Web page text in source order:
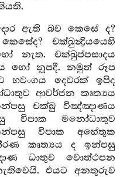
ඇති බව කෙසේ ද?
චක්ඛුන්‍ද්‍රියයෙහි
නැත. චක්ඛුප්පසාදය
හෝ නූපදී. නමුත් රූප
දෙවරක් ඉපිද
ආවර්ජන කෘත්‍යය
චක්ඛු විඤ්ඤාණය
විපාක මනෝධාතුව
විපාක අහේතුක
කෘත්‍යය ද ඉන්පසු
ධාතුව වොත්ථපන
එයට අනතුරුව